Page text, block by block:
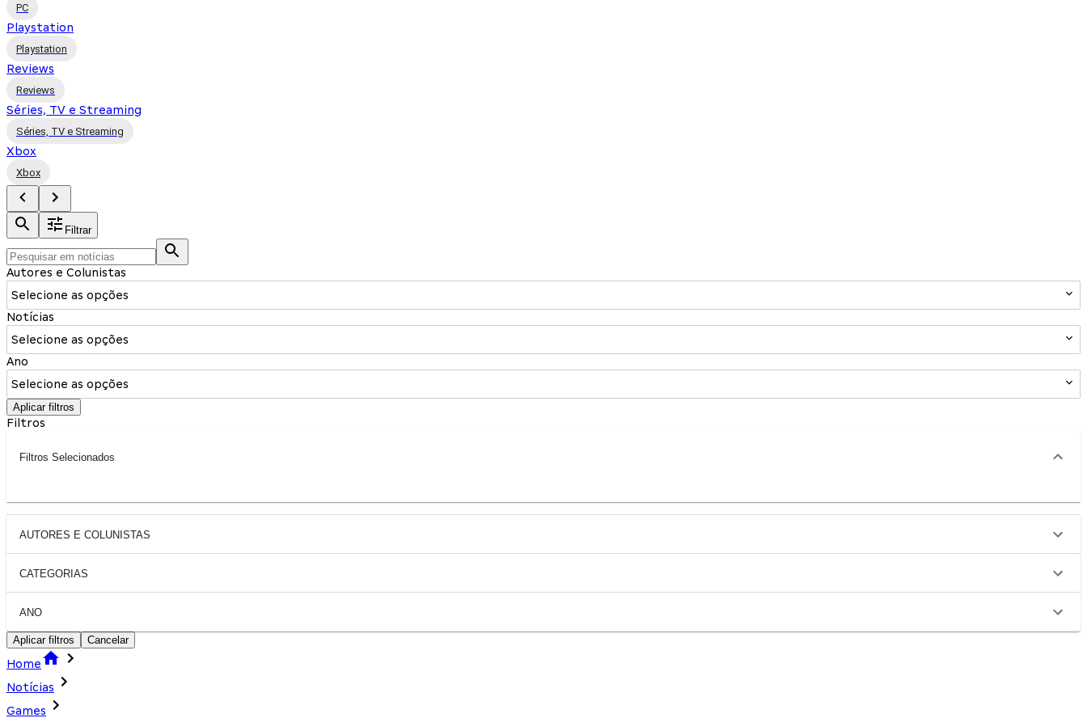
PC
Playstation
Playstation
Reviews
Reviews
Séries, TV e Streaming
Séries, TV e Streaming
Xbox
Xbox
Filtrar
Autores e Colunistas
Selecione as opções
Notícias
Selecione as opções
Ano
Selecione as opções
Aplicar filtros
Filtros
Filtros Selecionados
AUTORES E COLUNISTAS
CATEGORIAS
ANO
Aplicar filtros Cancelar
Home
Notícias
Games